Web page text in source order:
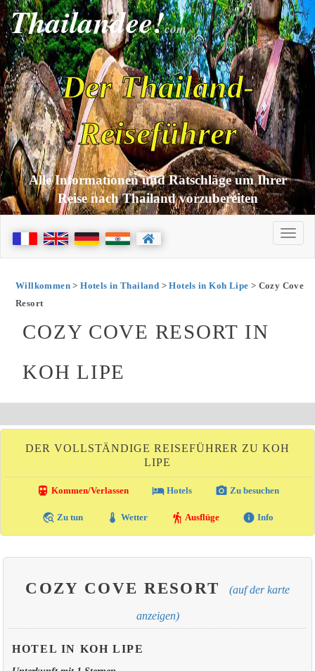
Thailandee!com
Der Thailand-
Reiseführer
Alle Informationen und Ratschläge um Ihrer
Reise nach Thailand vorzubereiten
Willkommen>Hotels in Thailand >Hotels in Koh Lipe > Cozy Cove
Resort
COZY COVE RESORT IN
KOH LIPE
DER VOLLSTÄNDIGE REISEFÜHRER ZU KOH
LIPE
directions_transit Kommen/Verlassen local_hotelHotels photo_camera Zu besuchen
travel_explore Zu tun thermostat Wetter hiking Ausflüge info Info
COZY COVE RESORT (auf der karte
anzeigen)
HOTEL IN KOH LIPE